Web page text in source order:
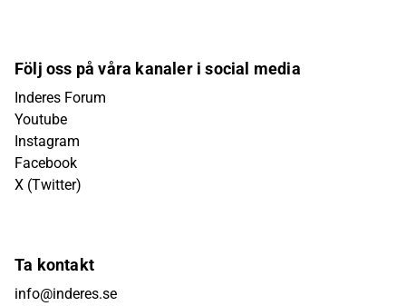
Följ oss på våra kanaler i social media
Inderes Forum
Youtube
Instagram
Facebook
X (Twitter)
Ta kontakt
info@inderes.se